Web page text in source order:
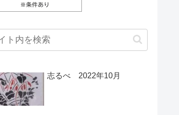
志るべ 2022年10月